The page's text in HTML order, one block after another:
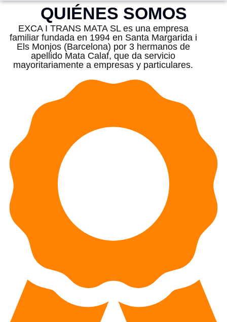
QUIÉNES SOMOS
EXCA I TRANS MATA SL es una empresa
familiar fundada en 1994 en Santa Margarida i
Els Monjos (Barcelona) por 3 hermanos de
apellido Mata Calaf, que da servicio
mayoritariamente a empresas y particulares.